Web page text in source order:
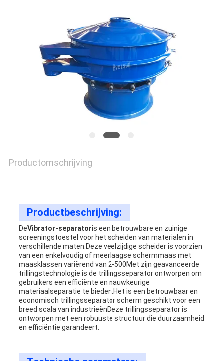
PRIVACYBELEID
Productomschrijving
Productbeschrijving:
DeVibrator-separatoris een betrouwbare en zuinige
screeningstoestel voor het scheiden van materialen in
verschillende maten.Deze veelzijdige scheider is voorzien
van een enkelvoudig of meerlaagse schermmaas met
maasklassen variërend van 2-500Met zijn geavanceerde
trillingstechnologie is de trillingsseparator ontworpen om
gebruikers een efficiënte en nauwkeurige
materiaalseparatie te bieden.Het is een betrouwbaar en
economisch trillingsseparator scherm geschikt voor een
breed scala van industrieënDeze trillingsseparator is
ontworpen met een robuuste structuur die duurzaamheid
en efficiëntie garandeert.